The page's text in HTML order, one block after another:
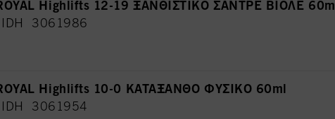
ROYAL Highlifts 12-19 ΞΑΝΘΙΣΤΙΚΟ ΣΑΝΤΡΕ ΒΙΟΛΕ 60ml
IDH 3061986
ROYAL Highlifts 10-0 ΚΑΤΑΞΑΝΘΟ ΦΥΣΙΚΟ 60ml
IDH 3061954